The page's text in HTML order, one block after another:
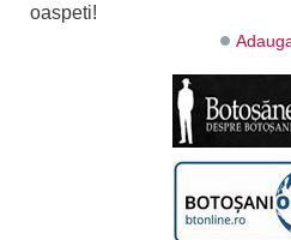
oaspeti!